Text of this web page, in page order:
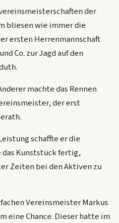
der
bliesen wie immer die
ersten Herrenmannschaft
Co. zur Jagd auf den
machte das Rennen
der erst
schaffte er die
das Kunststück fertig,
Zeiten bei den Aktiven zu
Vereinsmeister Markus
eine Chance. Dieser hatte im